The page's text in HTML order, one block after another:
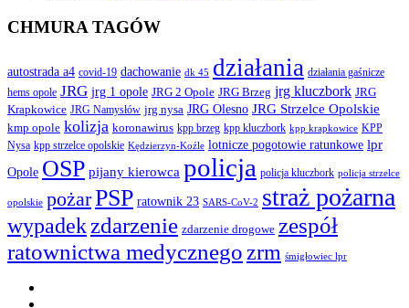
CHMURA TAGÓW
autostrada a4 covid-19 dachowanie dk 45 działania działania gaśnicze
hems opole JRG jrg 1 opole JRG 2 Opole JRG Brzeg jrg kluczbork JRG
Krapkowice JRG Namysłów jrg nysa JRG Olesno JRG Strzelce Opolskie
kmp opole kolizja koronawirus kpp brzeg kpp kluczbork kpp krapkowice KPP
Nysa kpp strzelce opolskie Kędzierzyn-Koźle lotnicze pogotowie ratunkowe lpr
Opole OSP pijany kierowca policja policja kluczbork policja strzelce
opolskie pożarPSP ratownik 23 SARS-CoV-2 straż pożarna
wypadekzdarzenie zdarzenie drogowe zespół
ratownictwa medycznegozrm śmigłowiec lpr